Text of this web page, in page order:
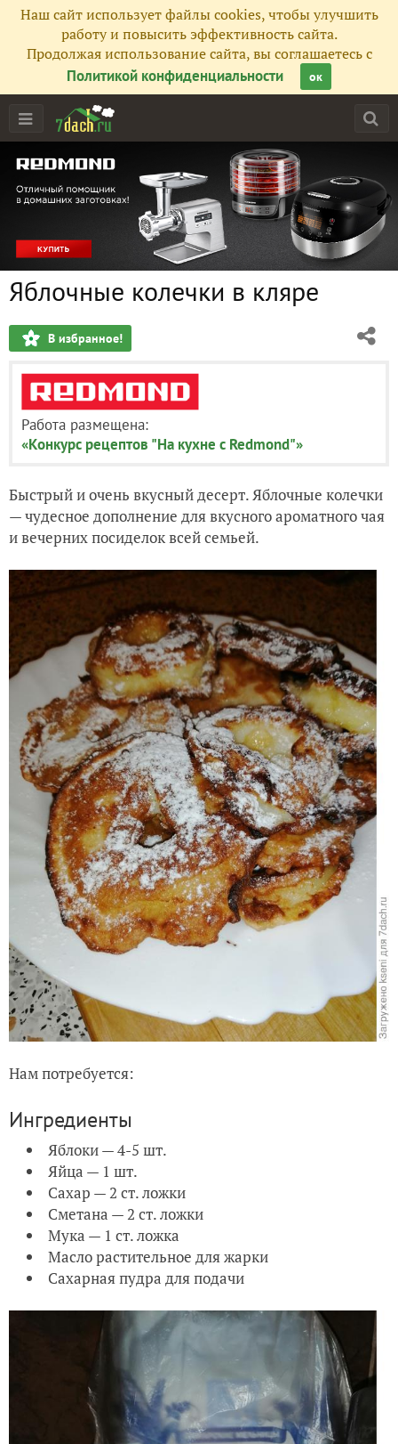
Наш сайт использует файлы cookies, чтобы улучшить
работу и повысить эффективность сайта.
Продолжая использование сайта, вы соглашаетесь с
Политикой конфиденциальности
ок
Яблочные колечки в кляре
В избранное!
Работа размещена:
«Конкурс рецептов "На кухне с Redmond"»
Быстрый и очень вкусный десерт. Яблочные колечки
— чудесное дополнение для вкусного ароматного чая
и вечерних посиделок всей семьей.
Нам потребуется:
Ингредиенты
Яблоки — 4-5 шт.
Яйца — 1 шт.
Сахар — 2 ст. ложки
Сметана — 2 ст. ложки
Мука — 1 ст. ложка
Масло растительное для жарки
Сахарная пудра для подачи